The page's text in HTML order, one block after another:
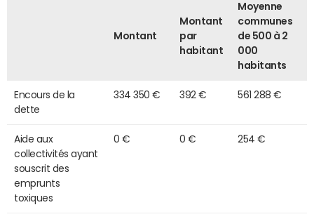
Montant
Montant
par
habitant
Moyenne
communes
de 500 à 2
000
habitants
Encours de la
dette
334 350 € 392 € 561 288 €
Aide aux
collectivités ayant
souscrit des
emprunts
toxiques
0 € 0 € 254 €